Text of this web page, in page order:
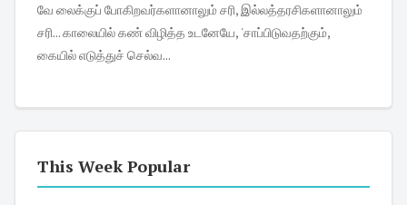
வே லைக்குப் போகிறவர்களானாலும் சரி, இல்லத்தரசிகளானாலும்
சரி... காலையில் கண் விழித்த உடனேயே, 'சாப்பிடுவதற்கும்,
கையில் எடுத்துச் செல்வ...
This Week Popular